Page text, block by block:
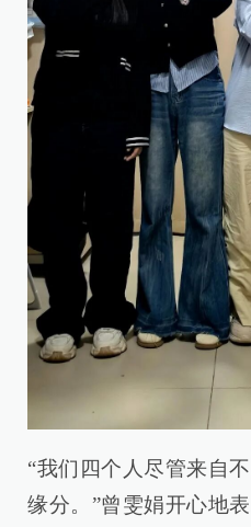
“我们四个人尽管来自
缘分。”曾雯娟开心地